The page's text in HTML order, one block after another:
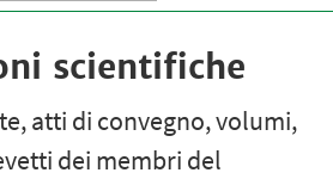
scientifiche
atti di convegno, volumi,
dei membri del